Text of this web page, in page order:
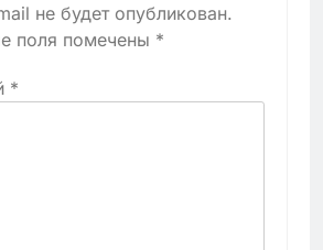
не будет опубликован.
поля помечены *
*